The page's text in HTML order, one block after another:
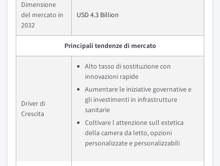
Dimensione
del mercato in
2032
USD 4.3 Billion
Principali tendenze di mercato
Driver di
Crescita
Alto tasso di sostituzione con
innovazioni rapide
Aumentare le iniziative governative e
gli investimenti in infrastrutture
sanitarie
Coltivare l attenzione sull estetica
della camera da letto, opzioni
personalizzate e personalizzabili